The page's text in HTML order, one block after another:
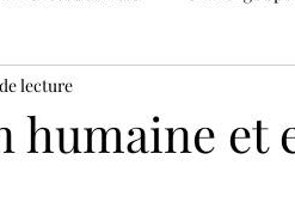
humaine et
lecture